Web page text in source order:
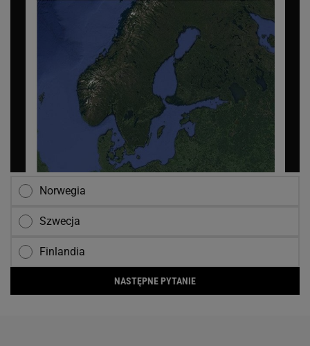
Norwegia
Szwecja
Finlandia
NASTĘPNE PYTANIE